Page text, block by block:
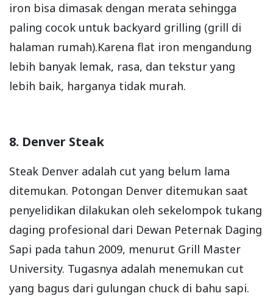
iron bisa dimasak dengan merata sehingga
paling cocok untuk backyard grilling (grill di
halaman rumah).Karena flat iron mengandung
lebih banyak lemak, rasa, dan tekstur yang
lebih baik, harganya tidak murah.
8. Denver Steak
Steak Denver adalah cut yang belum lama
ditemukan. Potongan Denver ditemukan saat
penyelidikan dilakukan oleh sekelompok tukang
daging profesional dari Dewan Peternak Daging
Sapi pada tahun 2009, menurut Grill Master
University. Tugasnya adalah menemukan cut
yang bagus dari gulungan chuck di bahu sapi.